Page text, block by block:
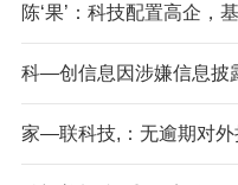
陈‘果’：科技配置高企，
科—创信息因涉嫌信息披
家—联科技,：无逾期对外